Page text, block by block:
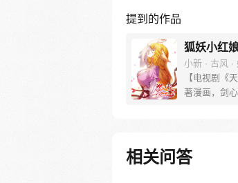
提到的作品
狐妖小红
小新 · 古风 ·
【电视剧《
著漫画，剑
新。）
相关问答